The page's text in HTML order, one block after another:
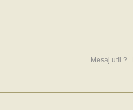
Mesaj util ?